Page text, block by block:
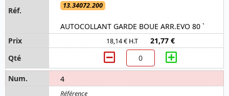
13.34072.200
AUTOCOLLANT GARDE BOUE ARR.EVO 80 `
18,14 € H.T 21,77 €
4